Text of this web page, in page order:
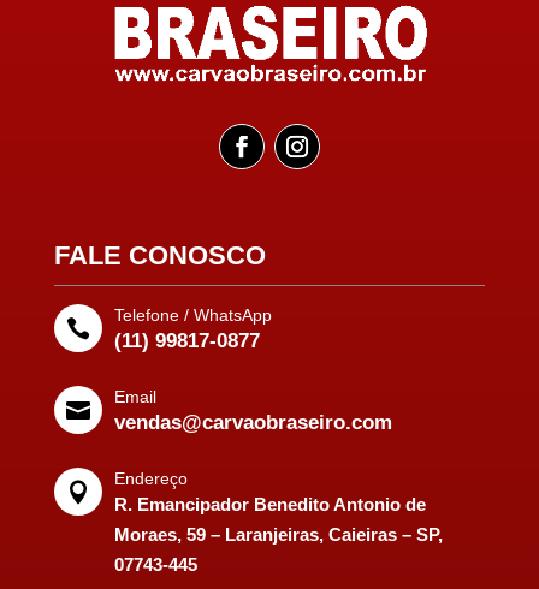
FALE CONOSCO

Telefone / WhatsApp
(11) 99817-0877

Email
vendas@carvaobraseiro.com

Endereço
R. Emancipador Benedito Antonio de
Moraes, 59 – Laranjeiras, Caieiras – SP,
07743-445